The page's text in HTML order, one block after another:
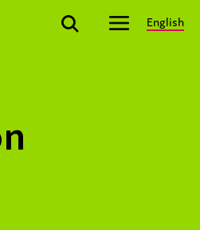
English